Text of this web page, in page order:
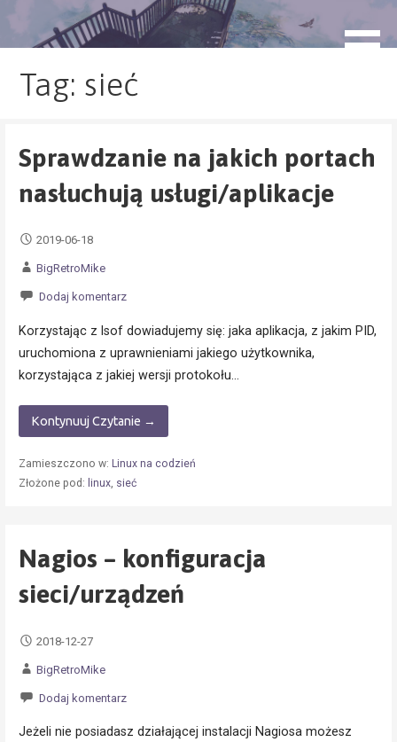
blog.monogatari.pl
Tag: sieć
Sprawdzanie na jakich portach
nasłuchują usługi/aplikacje
2019-06-18
BigRetroMike
Dodaj komentarz
Korzystając z lsof dowiadujemy się: jaka aplikacja, z jakim PID,
uruchomiona z uprawnieniami jakiego użytkownika,
korzystająca z jakiej wersji protokołu…
Kontynuuj Czytanie →
Zamieszczono w: Linux na codzień
Złożone pod: linux, sieć
Nagios – konfiguracja
sieci/urządzeń
2018-12-27
BigRetroMike
Dodaj komentarz
Jeżeli nie posiadasz działającej instalacji Nagiosa możesz